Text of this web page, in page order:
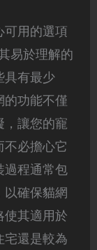
可用的選項
易於理解的
具有最少
的功能不僅
，讓您的寵
不必擔心它
過程通常包
以確保貓網
使其適用於
宅還是較為